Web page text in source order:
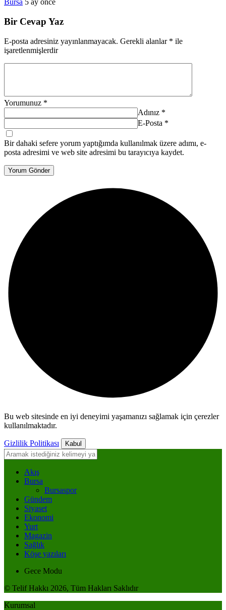
Bursa 5 ay önce
Bir Cevap Yaz
E-posta adresiniz yayınlanmayacak. Gerekli alanlar * ile
işaretlenmişlerdir
Yorumunuz *
Adınız *
E-Posta *
Bir dahaki sefere yorum yaptığımda kullanılmak üzere adımı, e-
posta adresimi ve web site adresimi bu tarayıcıya kaydet.
Yorum Gönder
Bu web sitesinde en iyi deneyimi yaşamanızı sağlamak için çerezler
kullanılmaktadır.
Gizlilik Politikası Kabul
Akış
Bursa
Bursaspor
Gündem
Siyaset
Ekonomi
Yurt
Magazin
Sağlık
Köşe yazıları
Gece Modu
© Telif Hakkı 2026, Tüm Hakları Saklıdır
Kurumsal